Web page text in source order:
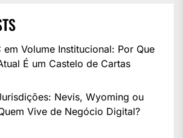
em Volume Institucional: Por Que
É um Castelo de Cartas
Nevis, Wyoming ou
Vive de Negócio Digital?